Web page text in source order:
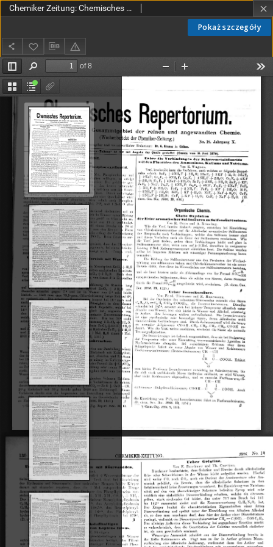
Pokaż szczegóły
Chemiker Zeitung: Chemisches Repertorium Jg. 10 Nr. 18 (1886)